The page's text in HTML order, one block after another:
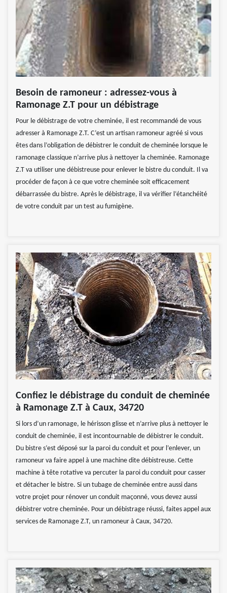
Besoin de ramoneur : adressez-vous à
Ramonage Z.T pour un débistrage
Pour le débistrage de votre cheminée, il est recommandé de vous
adresser à Ramonage Z.T. C’est un artisan ramoneur agréé si vous
êtes dans l’obligation de débistrer le conduit de cheminée lorsque le
ramonage classique n’arrive plus à nettoyer la cheminée. Ramonage
Z.T va utiliser une débistreuse pour enlever le bistre du conduit. Il va
procéder de façon à ce que votre cheminée soit efficacement
débarrassée du bistre. Après le débistrage, il va vérifier l’étanchéité
de votre conduit par un test au fumigène.
Confiez le débistrage du conduit de cheminée
à Ramonage Z.T à Caux, 34720
Si lors d’un ramonage, le hérisson glisse et n’arrive plus à nettoyer le
conduit de cheminée, il est incontournable de débistrer le conduit.
Du bistre s’est déposé sur la paroi du conduit et pour l’enlever, un
ramoneur va faire appel à une machine dite débistreuse. Cette
machine à tête rotative va percuter la paroi du conduit pour casser
et détacher le bistre. Si un tubage de cheminée entre aussi dans
votre projet pour rénover un conduit maçonné, vous devez aussi
débistrer votre cheminée. Pour un débistrage réussi, faites appel aux
services de Ramonage Z.T, un ramoneur à Caux, 34720.